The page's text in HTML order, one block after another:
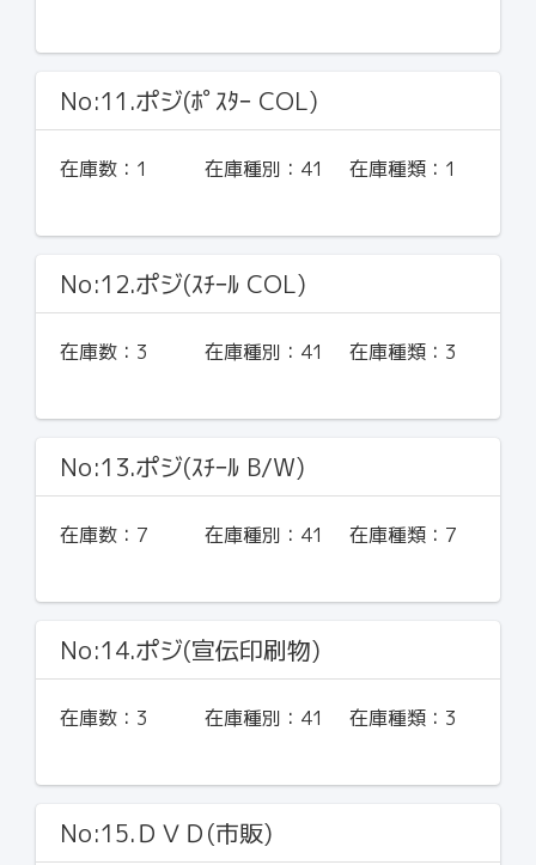
No:11.ポジ(ﾎﾟｽﾀｰ COL)
在庫数： 1 在庫種別： 41 在庫種類： 1
No:12.ポジ(ｽﾁｰﾙ COL)
在庫数： 3 在庫種別： 41 在庫種類： 3
No:13.ポジ(ｽﾁｰﾙ B/W)
在庫数： 7 在庫種別： 41 在庫種類： 7
No:14.ポジ(宣伝印刷物)
在庫数： 3 在庫種別： 41 在庫種類： 3
No:15.ＤＶＤ(市販)